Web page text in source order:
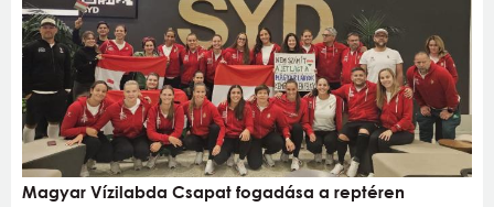
Magyar Vízilabda Csapat fogadása a reptéren